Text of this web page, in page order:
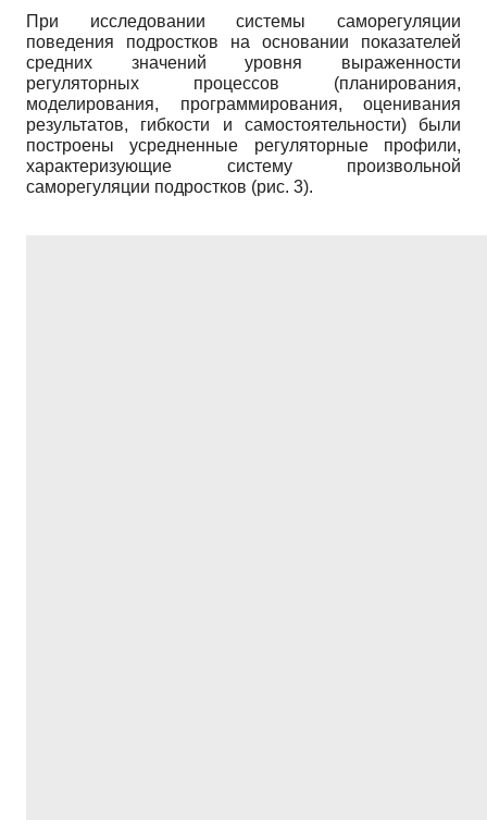
При исследовании системы саморегуляции
поведения подростков на основании показателей
средних значений уровня выраженности
регуляторных процессов (планирования,
моделирования, программирования, оценивания
результатов, гибкости и самостоятельности) были
построены усредненные регуляторные профили,
характеризующие систему произвольной
саморегуляции подростков (рис. 3).